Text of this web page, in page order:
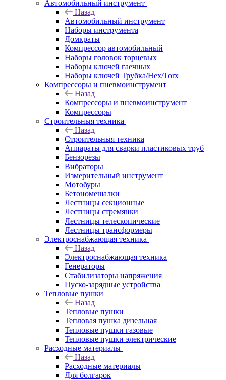
Автомобильный инструмент
Назад
Автомобильный инструмент
Наборы инструмента
Домкраты
Компрессор автомобильный
Наборы головок торцевых
Наборы ключей гаечных
Наборы ключей Трубка/Hex/Torx
Компрессоры и пневмоинструмент
Назад
Компрессоры и пневмоинструмент
Компрессоры
Строительныя техника
Назад
Строительныя техника
Аппараты для сварки пластиковых труб
Бензорезы
Вибраторы
Измерительный инструмент
Мотобуры
Бетономешалки
Лестницы секционные
Лестницы стремянки
Лестницы телескопические
Лестницы трансформеры
Электроснабжающая техника
Назад
Электроснабжающая техника
Генераторы
Стабилизаторы напряжения
Пуско-зарядные устройства
Тепловые пушки
Назад
Тепловые пушки
Тепловая пушка дизельная
Тепловые пушки газовые
Тепловые пушки электрические
Расходные материалы
Назад
Расходные материалы
Для болгарок